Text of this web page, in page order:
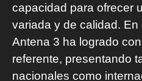
capacidad para ofrecer
variada y de calidad.
Antena 3 ha logrado
referente, presentando
nacionales como